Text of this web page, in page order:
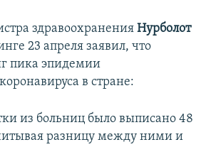
здравоохранения Нурболот
23 апреля заявил, что
пика эпидемии
в стране:
из больниц было выписано 48
разницу между ними и